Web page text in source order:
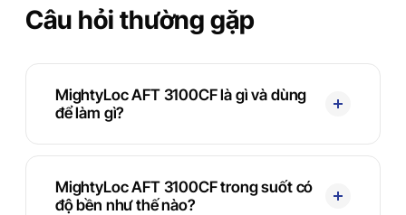
Câu hỏi thường gặp
MightyLoc AFT 3100CF là gì và dùng
để làm gì?
MightyLoc AFT 3100CF trong suốt có
độ bền như thế nào?